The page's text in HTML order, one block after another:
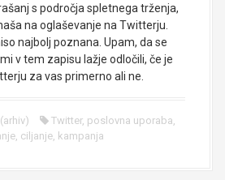
s področja spletnega trženja,
na oglaševanje na Twitterju.
najbolj poznana. Upam, da se
v tem zapisu lažje odločili, če je
za vas primerno ali ne.
Twitter, poslovna uporaba
ciljanje kampanja